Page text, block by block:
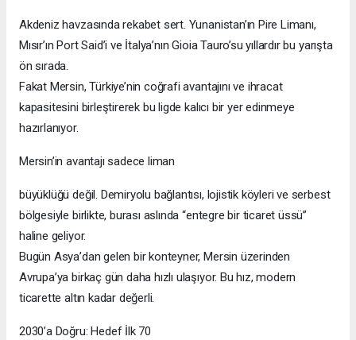
Akdeniz havzasında rekabet sert. Yunanistan’ın Pire Limanı,
Mısır’ın Port Said’i ve İtalya’nın Gioia Tauro’su yıllardır bu yarışta
ön sırada.
Fakat Mersin, Türkiye’nin coğrafi avantajını ve ihracat
kapasitesini birleştirerek bu ligde kalıcı bir yer edinmeye
hazırlanıyor.
Mersin’in avantajı sadece liman
büyüklüğü değil. Demiryolu bağlantısı, lojistik köyleri ve serbest
bölgesiyle birlikte, burası aslında “entegre bir ticaret üssü”
haline geliyor.
Bugün Asya’dan gelen bir konteyner, Mersin üzerinden
Avrupa’ya birkaç gün daha hızlı ulaşıyor. Bu hız, modern
ticarette altın kadar değerli.
2030’a Doğru: Hedef İlk 70